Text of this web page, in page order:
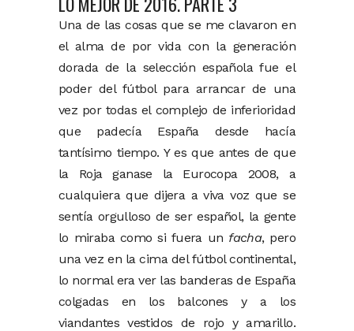
Una de las cosas que se me clavaron en
el alma de por vida con la generación
dorada de la selección española fue el
poder del fútbol para arrancar de una
vez por todas el complejo de inferioridad
que padecía España desde hacía
tantísimo tiempo. Y es que antes de que
la Roja ganase la Eurocopa 2008, a
cualquiera que dijera a viva voz que se
sentía orgulloso de ser español, la gente
lo miraba como si fuera un facha, pero
una vez en la cima del fútbol continental,
lo normal era ver las banderas de España
colgadas en los balcones y a los
viandantes vestidos de rojo y amarillo.